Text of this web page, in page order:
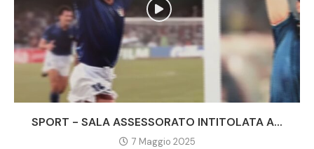
SPORT - SALA ASSESSORATO INTITOLATA A...
7 Maggio 2025